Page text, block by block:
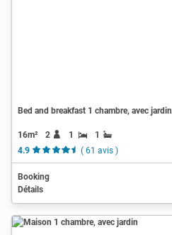
Bed and breakfast 1 chambre, avec jardin
16m² 2 1
1
4.9
( 61 avis )
Booking
Détails